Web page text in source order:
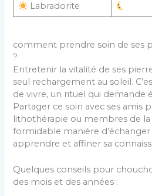
Labradorite
comment prendre soin de ses
?
Entretenir la vitalité de ses
seul rechargement au soleil.
de vivre, un rituel qui demande
Partager ce soin avec ses amis
lithothérapie ou membres de la
formidable manière d’échanger
apprendre et affiner sa
Quelques conseils pour
des mois et des années :